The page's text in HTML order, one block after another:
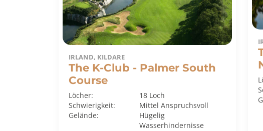
IRLAND, KILDARE
The K-Club - Palmer South
Course
Löcher:
18 Loch
Schwierigkeit:
MittelAnspruchsvoll
Gelände:
Hügelig
Wasserhindernisse